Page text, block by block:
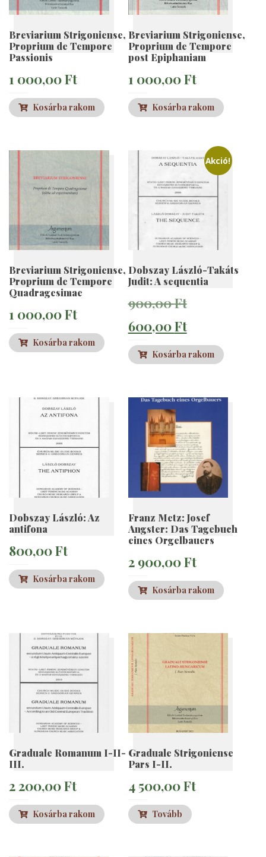
Breviarium Strigoniense,
Proprium de Tempore
Passionis
1 000,00Ft
Kosárba rakom
Breviarium Strigoniense,
Proprium de Tempore
post Epiphaniam
1 000,00Ft
Kosárba rakom
Breviarium Strigoniense,
Proprium de Tempore
Quadragesimae
1 000,00Ft
Kosárba rakom
Akció!
Dobszay László-Takáts
Judit: A sequentia
900,00FtOriginal
price
was:
600,00FtCurrent
price
600,00 Ft.
Kosárba rakom
Dobszay László: Az
antifona
800,00Ft
Kosárba rakom
Franz Metz: Josef
Angster: Das Tagebuch
eines Orgelbauers
2 900,00Ft
Kosárba rakom
Graduale Romanum I-II-
III.
2 200,00Ft
Kosárba rakom
Graduale Strigoniense
Pars I-II.
4 500,00Ft
Tovább